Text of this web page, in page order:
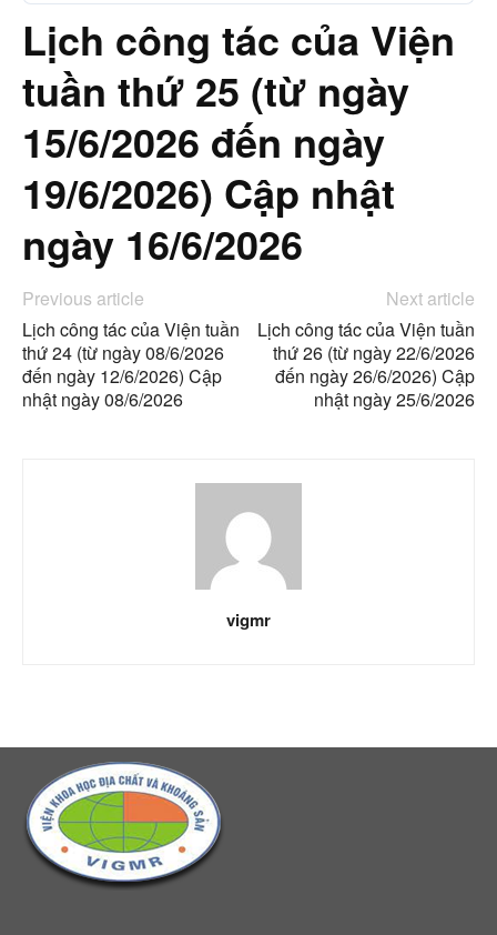
Lịch công tác của Viện
tuần thứ 25 (từ ngày
15/6/2026 đến ngày
19/6/2026) Cập nhật
ngày 16/6/2026
Previous article
Lịch công tác của Viện tuần
thứ 24 (từ ngày 08/6/2026
đến ngày 12/6/2026) Cập
nhật ngày 08/6/2026
Next article
Lịch công tác của Viện tuần
thứ 26 (từ ngày 22/6/2026
đến ngày 26/6/2026) Cập
nhật ngày 25/6/2026
vigmr